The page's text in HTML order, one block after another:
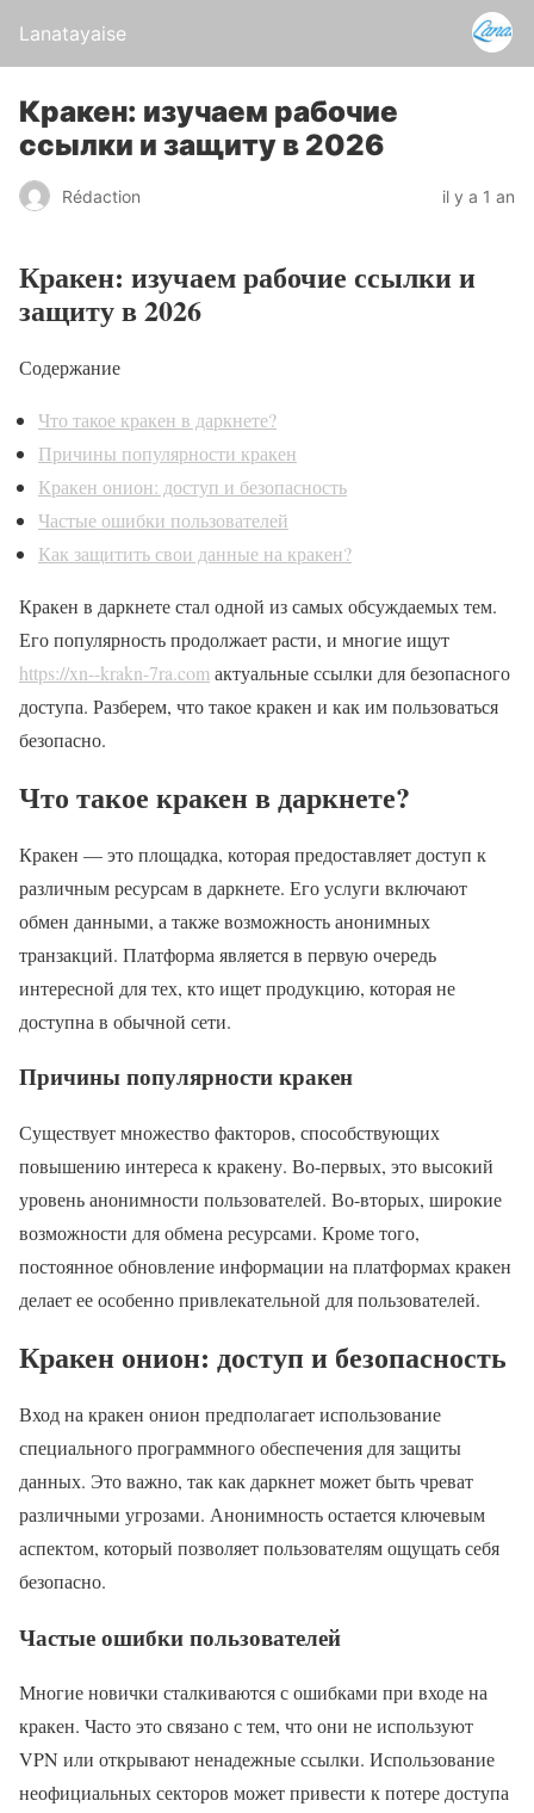
Lanatayaise
Кракен: изучаем рабочие
ссылки и защиту в 2026
Rédaction il y a 1 an
Кракен: изучаем рабочие ссылки и
защиту в 2026
Содержание
Что такое кракен в даркнете?
Причины популярности кракен
Кракен онион: доступ и безопасность
Частые ошибки пользователей
Как защитить свои данные на кракен?
Кракен в даркнете стал одной из самых обсуждаемых тем.
Его популярность продолжает расти, и многие ищут
https://xn--krakn-7ra.com актуальные ссылки для безопасного
доступа. Разберем, что такое кракен и как им пользоваться
безопасно.
Что такое кракен в даркнете?
Кракен — это площадка, которая предоставляет доступ к
различным ресурсам в даркнете. Его услуги включают
обмен данными, а также возможность анонимных
транзакций. Платформа является в первую очередь
интересной для тех, кто ищет продукцию, которая не
доступна в обычной сети.
Причины популярности кракен
Существует множество факторов, способствующих
повышению интереса к кракену. Во-первых, это высокий
уровень анонимности пользователей. Во-вторых, широкие
возможности для обмена ресурсами. Кроме того,
постоянное обновление информации на платформах кракен
делает ее особенно привлекательной для пользователей.
Кракен онион: доступ и безопасность
Вход на кракен онион предполагает использование
специального программного обеспечения для защиты
данных. Это важно, так как даркнет может быть чреват
различными угрозами. Анонимность остается ключевым
аспектом, который позволяет пользователям ощущать себя
безопасно.
Частые ошибки пользователей
Многие новички сталкиваются с ошибками при входе на
кракен. Часто это связано с тем, что они не используют
VPN или открывают ненадежные ссылки. Использование
неофициальных секторов может привести к потере доступа